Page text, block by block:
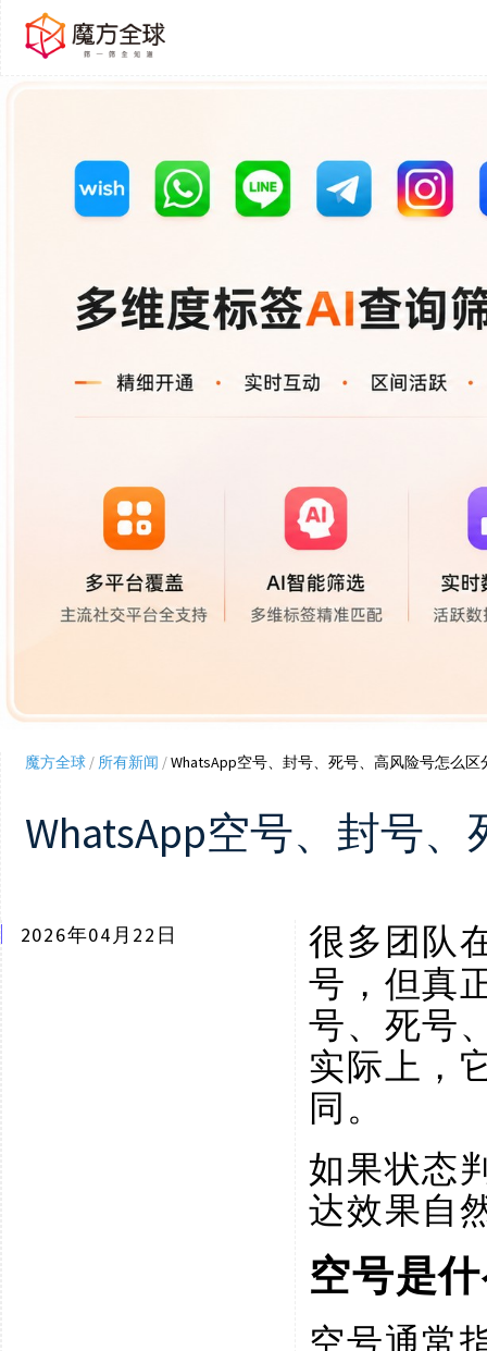
魔方全球/ 所有新闻 /WhatsApp空号、封号、死号、高风险号怎么
WhatsApp空号、封号
2026年04月22日 很多团队
号，但真
号、死号
实际上，
同。
如果状态
达效果自
空号是
空号通常